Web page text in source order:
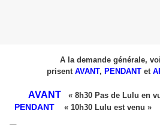
A la demande générale,
prisent AVANT, PENDANT et
AVANT « 8h30 Pas de Lulu en
PENDANT « 10h30 Lulu est venu »